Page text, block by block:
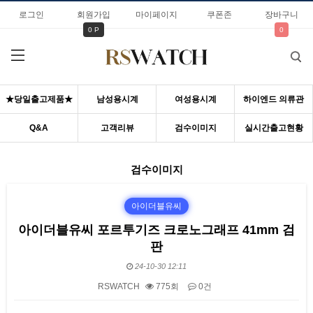
로그인 회원가입
0 P
마이페이지 쿠폰존 장바구니
0
★당일출고제품★ 남성용시계 여성용시계 하이엔드 의류관
Q&A 고객리뷰 검수이미지 실시간출고현황
검수이미지
아이더블유씨
아이더블유씨 포르투기즈 크로노그래프 41mm 검
판
24-10-30 12:11
RSWATCH 775회 0건